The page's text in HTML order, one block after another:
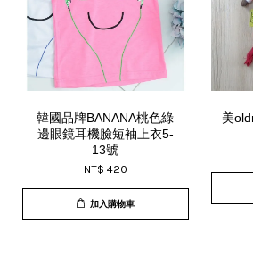
韓國品牌BANANA桃色綠
邊眼鏡耳機臉短袖上衣5-
13號
NT$ 420
加入購物車
美